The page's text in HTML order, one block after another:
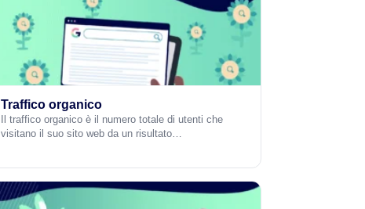
Traffico organico
Il traffico organico è il numero totale di utenti che
visitano il suo sito web da un risultato…